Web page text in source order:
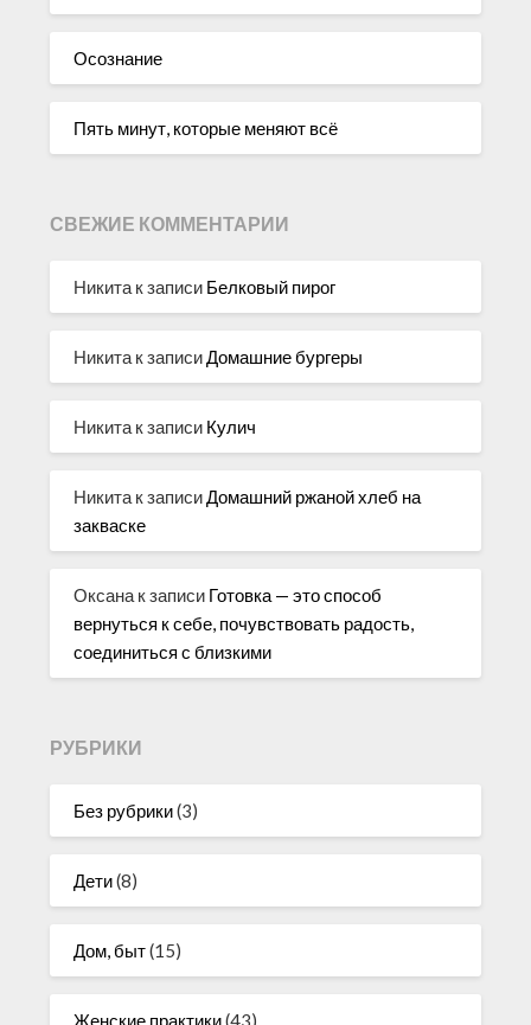
Осознание
Пять минут, которые меняют всё
СВЕЖИЕ КОММЕНТАРИИ
Никита к записи Белковый пирог
Никита к записиДомашние бургеры
Никита к записи Кулич
Никита к записиДомашний ржаной хлеб на
закваске
Оксана к записи Готовка — это способ
вернуться к себе, почувствовать радость,
соединиться с близкими
РУБРИКИ
Без рубрики(3)
Дети(8)
Дом, быт(15)
Женские практики(43)